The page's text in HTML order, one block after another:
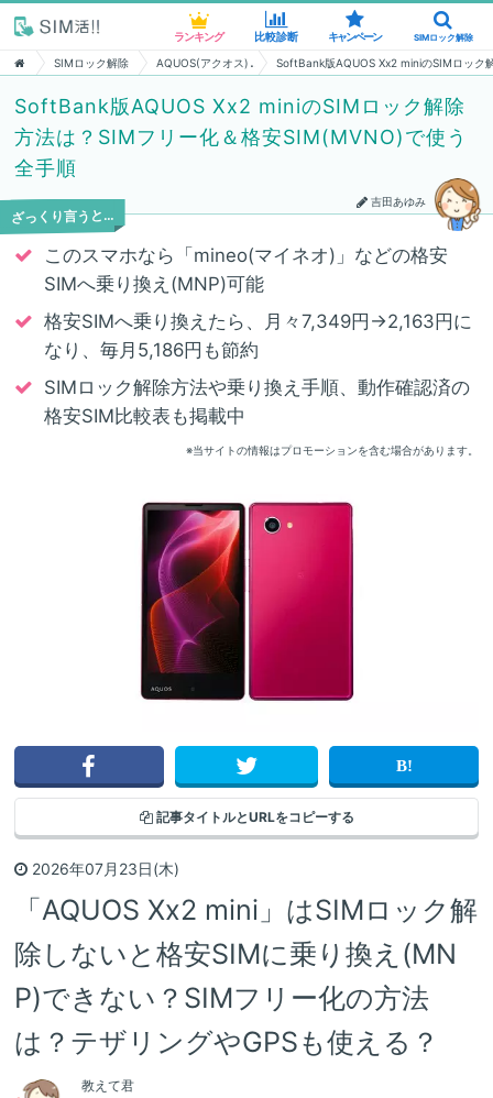
ランキング 比較診断 キャンペーン SIMロック解除
SIMロック解除 AQUOS(アクオス) SoftBank版AQUOS Xx2 miniのSIMロック
SoftBank版AQUOS Xx2 miniのSIMロック解除
方法は？SIMフリー化＆格安SIM(MVNO)で使う
全手順
吉田あゆみ
ざっくり言うと…
このスマホなら「mineo(マイネオ)」などの格安
SIMへ乗り換え(MNP)可能
格安SIMへ乗り換えたら、月々7,349円→2,163円に
なり、毎月5,186円も節約
SIMロック解除方法や乗り換え手順、動作確認済の
格安SIM比較表も掲載中
※当サイトの情報はプロモーションを含む場合があります。
記事タイトルとURLをコピーする
2026年07月23日(木)
「AQUOS Xx2 mini」はSIMロック解
除しないと格安SIMに乗り換え(MN
P)できない？SIMフリー化の方法
は？テザリングやGPSも使える？
教えて君
ランキング 比較診断 キャンペーン SIMロック解除